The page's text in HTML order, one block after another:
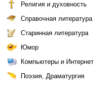
Религия и духовность
Справочная литература
Старинная литература
Юмор
Компьютеры и Интернет
Поэзия, Драматургия